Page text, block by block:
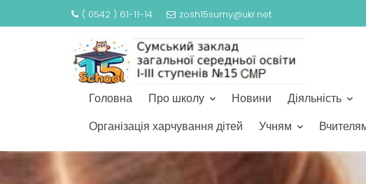
S
( 0542 ) 61-11-14 zosh15sumy@ukr.net
Головна Про школу Новини Діяльність
Організація харчування дітей
Учням